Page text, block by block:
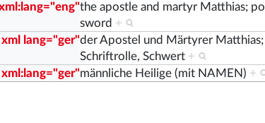
the apostle and martyr Matthias;
sword +
lang="ger"der Apostel und Märtyrer
Schriftrolle, Schwert +
männliche Heilige (mit NAMEN) +